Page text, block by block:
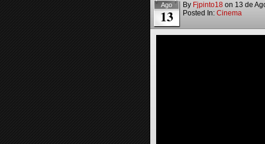
Ago
13
By Fjpinto18 on 13 de
Posted In: Cinema